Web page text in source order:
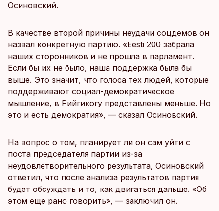
Осиновский.
В качестве второй причины неудачи соцдемов он
назвал конкретную партию. «Eesti 200 забрала
наших сторонников и не прошла в парламент.
Если бы их не было, наша поддержка была бы
выше. Это значит, что голоса тех людей, которые
поддерживают социал-демократическое
мышление, в Рийгикогу представлены меньше. Но
это и есть демократия», — сказал Осиновский.
На вопрос о том, планирует ли он сам уйти с
поста председателя партии из-за
неудовлетворительного результата, Осиновский
ответил, что после анализа результатов партия
будет обсуждать и то, как двигаться дальше. «Об
этом еще рано говорить», — заключил он.